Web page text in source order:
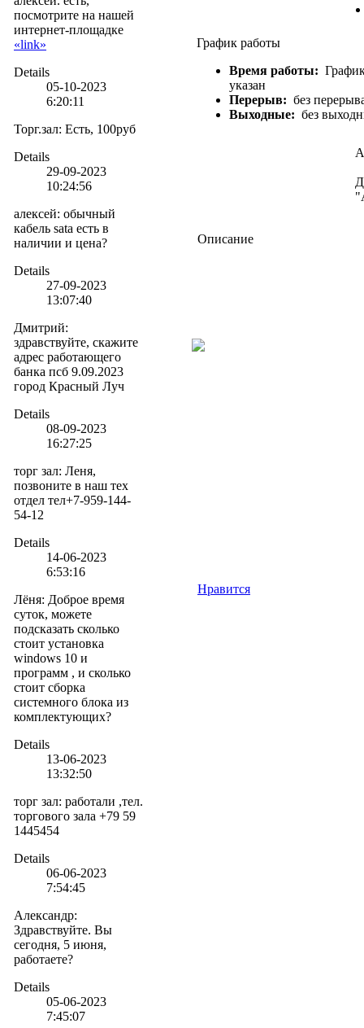
посмотрите на нашей
интернет-площадке
«link»
Details
05-10-2023
6:20:11
Торг.зал: Есть, 100руб
Details
29-09-2023
10:24:56
алексей: обычный
кабель sata есть в
наличии и цена?
Details
27-09-2023
13:07:40
Дмитрий:
здравствуйте, скажите
адрес работающего
банка псб 9.09.2023
город Красный Луч
Details
08-09-2023
16:27:25
торг зал: Леня,
позвоните в наш тех
отдел тел+7-959-144-
54-12
Details
14-06-2023
6:53:16
Лёня: Доброе время
суток, можете
подсказать сколько
стоит установка
windows 10 и
программ , и сколько
стоит сборка
системного блока из
комплектующих?
Details
13-06-2023
13:32:50
торг зал: работали ,тел.
торгового зала +79 59
1445454
Details
06-06-2023
7:54:45
Александр:
Здравствуйте. Вы
сегодня, 5 июня,
работаете?
Details
05-06-2023
7:45:07
График работы
Время работы:
указан
Перерыв: без
Выходные: без
Описание
Нравится